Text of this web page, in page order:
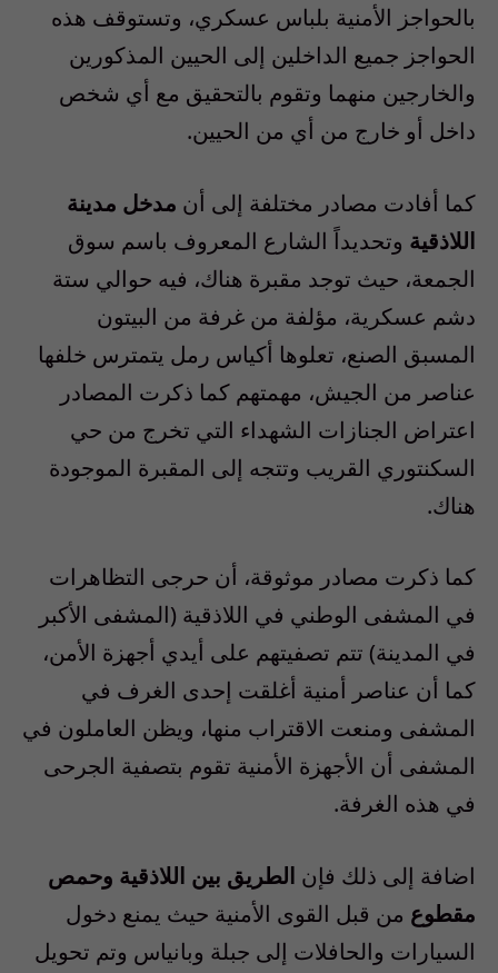
بالحواجز الأمنية بلباس عسكري، وتستوقف هذه
الحواجز جميع الداخلين إلى الحيين المذكورين
والخارجين منهما وتقوم بالتحقيق مع أي شخص
داخل أو خارج من أي من الحيين.
كما أفادت مصادر مختلفة إلى أن مدخل مدينة
اللاذقية وتحديداً الشارع المعروف باسم سوق
الجمعة، حيث توجد مقبرة هناك، فيه حوالي ستة
دشم عسكرية، مؤلفة من غرفة من البيتون
المسبق الصنع، تعلوها أكياس رمل يتمترس خلفها
عناصر من الجيش، مهمتهم كما ذكرت المصادر
اعتراض الجنازات الشهداء التي تخرج من حي
السكنتوري القريب وتتجه إلى المقبرة الموجودة
هناك.
كما ذكرت مصادر موثوقة، أن حرجى التظاهرات
في المشفى الوطني في اللاذقية (المشفى الأكبر
في المدينة) تتم تصفيتهم على أيدي أجهزة الأمن،
كما أن عناصر أمنية أغلقت إحدى الغرف في
المشفى ومنعت الاقتراب منها، ويظن العاملون في
المشفى أن الأجهزة الأمنية تقوم بتصفية الجرحى
في هذه الغرفة.
اضافة إلى ذلك فإن الطريق بين اللاذقية وحمص
مقطوع من قبل القوى الأمنية حيث يمنع دخول
السيارات والحافلات إلى جبلة وبانياس وتم تحويل